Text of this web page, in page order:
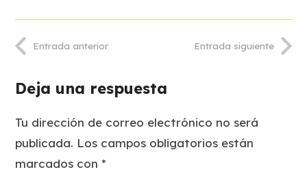
Entrada anterior Entrada siguiente
Deja una respuesta
Tu dirección de correo electrónico no será
publicada. Los campos obligatorios están
marcados con*